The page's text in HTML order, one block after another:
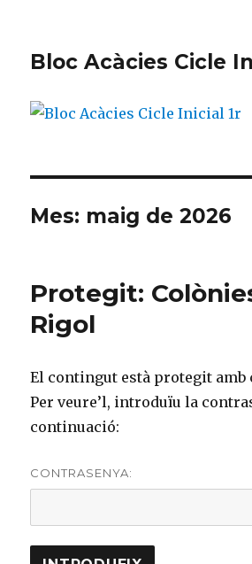
Bloc Acàcies Cicle
Mes: maig de 2026
Protegit:
Rigol
El contingut està protegit amb
Per veure’l, introduïu la
continuació:
CONTRASENYA: